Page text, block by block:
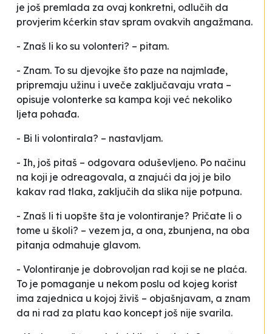
je još premlada za ovaj konkretni, odlučih da
provjerim kćerkin stav spram ovakvih angažmana.
- Znaš li ko su volonteri? – pitam.
- Znam. To su djevojke što paze na najmlađe,
pripremaju užinu i uveče zaključavaju vrata –
opisuje volonterke sa kampa koji već nekoliko
ljeta pohađa.
- Bi li volontirala? – nastavljam.
- Ih, još pitaš – odgovara oduševljeno. Po načinu
na koji je odreagovala, a znajući da joj je bilo
kakav rad tlaka, zaključih da slika nije potpuna.
- Znaš li ti uopšte šta je volontiranje? Pričate li o
tome u školi? – vezem ja, a ona, zbunjena, na oba
pitanja odmahuje glavom.
- Volontiranje je dobrovoljan rad koji se ne plaća.
To je pomaganje u nekom poslu od kojeg korist
ima zajednica u kojoj živiš – objašnjavam, a znam
da ni rad za platu kao koncept još nije svarila.